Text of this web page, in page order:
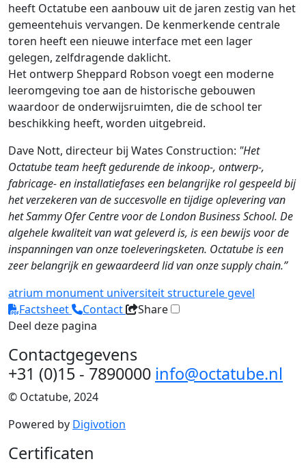
heeft Octatube een aanbouw uit de jaren zestig van het
gemeentehuis vervangen. De kenmerkende centrale
toren heeft een nieuwe interface met een lager
gelegen, zelfdragende daklicht.
Het ontwerp Sheppard Robson voegt een moderne
leeromgeving toe aan de historische gebouwen
waardoor de onderwijsruimten, die de school ter
beschikking heeft, worden uitgebreid.
Dave Nott, directeur bij Wates Construction: "Het
Octatube team heeft gedurende de inkoop-, ontwerp-,
fabricage- en installatiefases een belangrijke rol gespeeld bij
het verzekeren van de succesvolle en tijdige oplevering van
het Sammy Ofer Centre voor de London Business School. De
algehele kwaliteit van wat geleverd is, is een bewijs voor de
inspanningen van onze toeleveringsketen. Octatube is een
zeer belangrijk en gewaardeerd lid van onze supply chain.”
atrium monument universiteitstructurele gevel
Factsheet
Contact
Share
Deel deze pagina
Contactgegevens
+31 (0)15 - 7890000 info@octatube.nl
© Octatube, 2024
Powered by Digivotion
Certificaten